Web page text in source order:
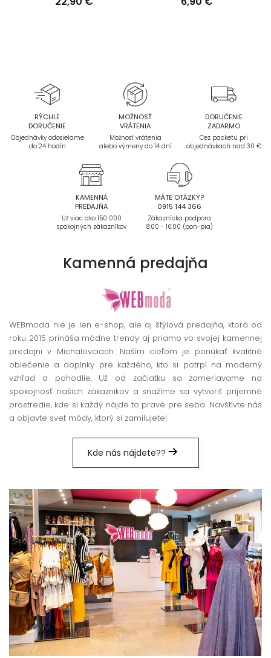
RÝCHLE
DORUČENIE
Objednávky odosielame
do 24 hodín
MOŽNOSŤ
VRÁTENIA
Možnosť vrátenia
alebo výmeny do 14 dní
DORUČENIE
ZADARMO
Cez packetu pri
objednávkach nad 30 €
KAMENNÁ
PREDAJŇA
Už viac ako 150 000
spokojných zákazníkov
MÁTE OTÁZKY?
0915 144 366
Zákaznícka podpora
8:00 - 16:00 (pon-pia)
Kamenná predajňa
WEBmoda nie je len e-shop, ale aj štýlová predajňa, ktorá od
roku 2015 prináša módne trendy aj priamo vo svojej kamennej
predajni v Michalovciach. Naším cieľom je ponúkať kvalitné
oblečenie a doplnky pre každého, kto si potrpí na moderný
vzhľad a pohodlie. Už od začiatku sa zameriavame na
spokojnosť našich zákazníkov a snažíme sa vytvoriť príjemné
prostredie, kde si každý nájde to pravé pre seba. Navštívte nás
a objavte svet módy, ktorý si zamilujete!
Kde nás nájdete??